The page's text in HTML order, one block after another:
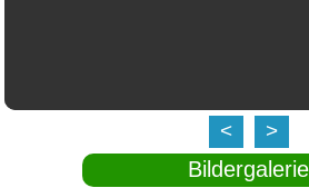
< >
Bildergalerie